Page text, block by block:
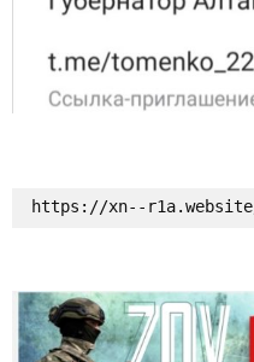
https://xn--r1a.website/